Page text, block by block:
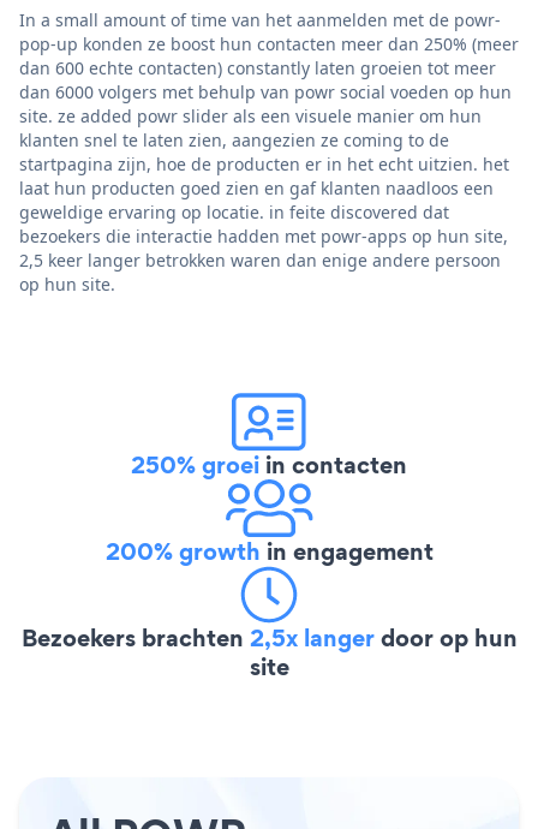
In a small amount of time van het aanmelden met de powr-
pop-up konden ze boost hun contacten meer dan 250% (meer
dan 600 echte contacten) constantly laten groeien tot meer
dan 6000 volgers met behulp van powr social voeden op hun
site. ze added powr slider als een visuele manier om hun
klanten snel te laten zien, aangezien ze coming to de
startpagina zijn, hoe de producten er in het echt uitzien. het
laat hun producten goed zien en gaf klanten naadloos een
geweldige ervaring op locatie. in feite discovered dat
bezoekers die interactie hadden met powr-apps op hun site,
2,5 keer langer betrokken waren dan enige andere persoon
op hun site.
250% groei in contacten
200% growth in engagement
Bezoekers brachten 2,5x langerdoor op hun
site